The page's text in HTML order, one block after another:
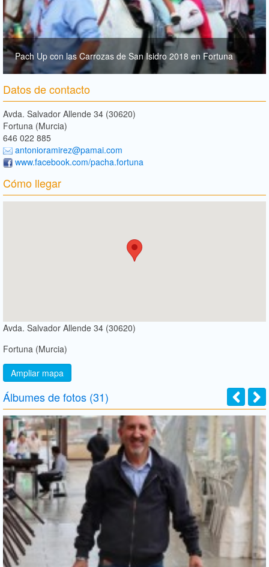
Pach Up con las Carrozas de San Isidro 2018 en Fortuna
Datos de contacto
Avda. Salvador Allende 34 (30620)
Fortuna (Murcia)
646 022 885
antonioramirez@pamai.com
www.facebook.com/pacha.fortuna
Cómo llegar
Avda. Salvador Allende 34 (30620)
Fortuna (Murcia)
Ampliar mapa
Álbumes de fotos (31)